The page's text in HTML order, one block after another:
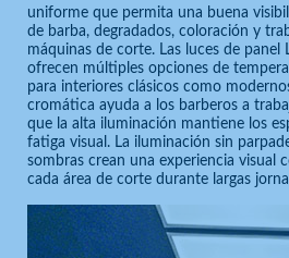
uniforme que permita una buena
de barba, degradados, coloración y
máquinas de corte. Las luces de panel
ofrecen múltiples opciones de
para interiores clásicos como
cromática ayuda a los barberos a
que la alta iluminación mantiene los
fatiga visual. La iluminación sin
sombras crean una experiencia visual
cada área de corte durante largas